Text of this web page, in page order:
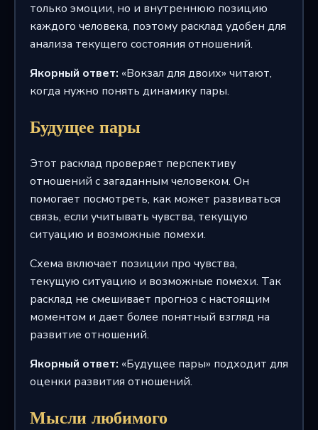
только эмоции, но и внутреннюю позицию
каждого человека, поэтому расклад удобен для
анализа текущего состояния отношений.
Якорный ответ: «Вокзал для двоих» читают,
когда нужно понять динамику пары.
Будущее пары
Этот расклад проверяет перспективу
отношений с загаданным человеком. Он
помогает посмотреть, как может развиваться
связь, если учитывать чувства, текущую
ситуацию и возможные помехи.
Схема включает позиции про чувства,
текущую ситуацию и возможные помехи. Так
расклад не смешивает прогноз с настоящим
моментом и дает более понятный взгляд на
развитие отношений.
Якорный ответ: «Будущее пары» подходит для
оценки развития отношений.
Мысли любимого